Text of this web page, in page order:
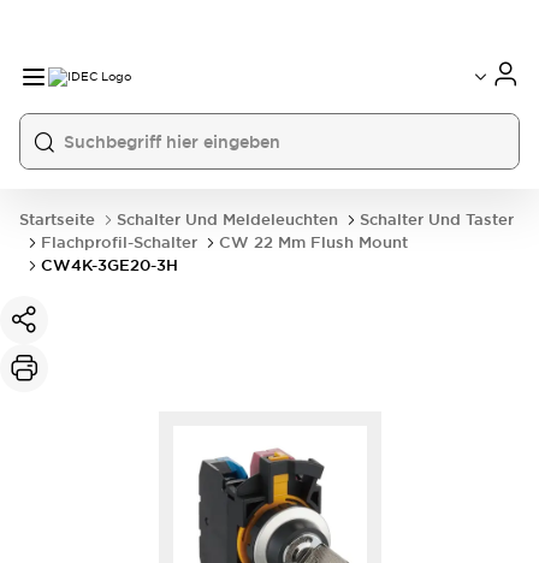
Startseite Schalter Und Meldeleuchten
Schalter Und Taster
Flachprofil-Schalter
CW 22 Mm Flush Mount
CW4K-3GE20-3H